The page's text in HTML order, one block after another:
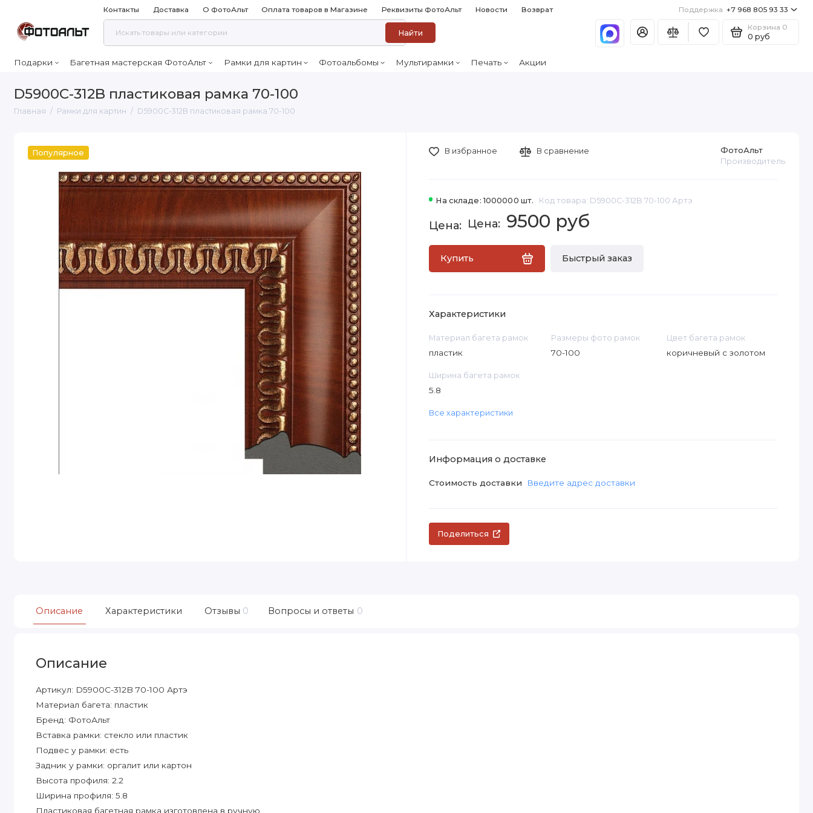
Контакты Доставка О ФотоАльт Оплата товаров в Магазине Реквизиты ФотоАльт Новости Возврат Поддержка +7 968 805 93 33
Найти
Корзина 0
0 руб
Подарки Багетная мастерская ФотоАльт Рамки для картин Фотоальбомы Мультирамки Печать Акции
D5900C-312B пластиковая рамка 70-100
Главная Рамки для картин D5900C-312B пластиковая рамка 70-100
Популярное
На складе: 1000000 шт. Код товара: D5900C-312B 70-100 Артэ
ФотоАльт
Производитель
9500 руб
Купить Быстрый заказ
В избранное В сравнение
Характеристики
Материал багета рамок
пластик
Размеры фото рамок
70-100
Цвет багета рамок
коричневый с золотом
Ширина багета рамок
5.8
Все характеристики
Информация о доставке
Стоимость доставки Введите адрес доставки
Поделиться
Описание Характеристики Отзывы 0 Вопросы и ответы 0
Описание
Артикул: D5900C-312B 70-100 Артэ
Материал багета: пластик
Бренд: ФотоАльт
Вставка рамки: стекло или пластик
Подвес у рамки: есть
Задник у рамки: оргалит или картон
Высота профиля: 2.2
Ширина профиля: 5.8
Пластиковая багетная рамка изготовлена в ручную.